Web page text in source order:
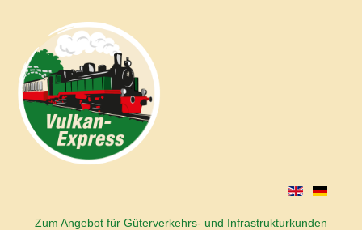
Zum Angebot für Güterverkehrs- und Infrastrukturkunden